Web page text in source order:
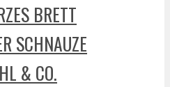
BRETT
SCHNAUZE
& CO.